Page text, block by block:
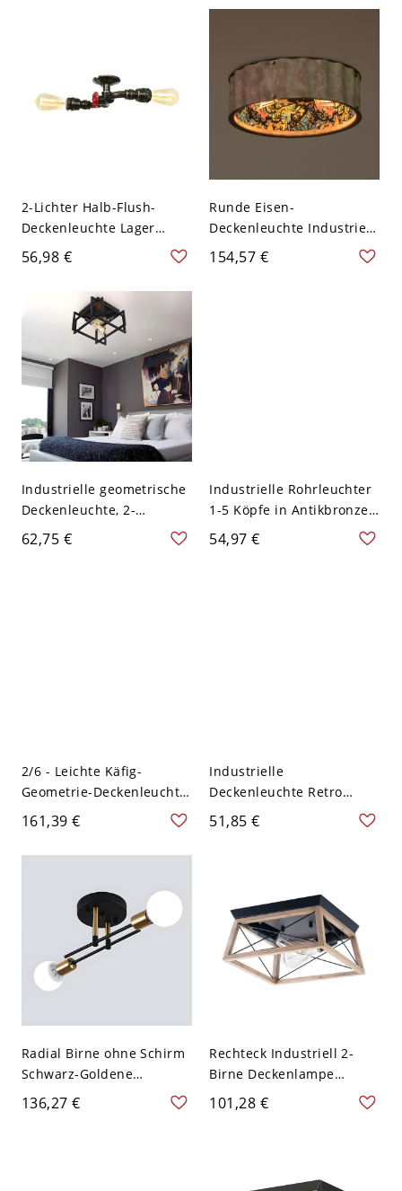
2-Lichter Halb-Flush-
Deckenleuchte Lager
Exposed Bulb Iron Flush
Mount Beleuchtung in
Antik Bronze
56,98 €
Runde Eisen-
Deckenleuchte Industrie 2
Glühbirnen Restaurant
Flush Mount Beleuchtung
154,57 €
Industrielle geometrische
Deckenleuchte, 2-
flammige schwarze
Metallkäfig-
62,75 €
Industrielle Rohrleuchter
1-5 Köpfe in Antikbronze
für Wohnzimmer &
Küchen - 2 110V-120V
54,97 €
2/6 - Leichte Käfig-
Geometrie-Deckenleuchte
aus schwarzem Metall für
Zimmer - 110V-120V
Viereck
161,39 €
Industrielle
Deckenleuchte Retro
Rohrleuchte Barleuchte
Hotellicht - 2 Schwarz
51,85 €
Radial Birne ohne Schirm
Schwarz-Goldene
Halbdeckenlampe
Industriell Kariert Design
136,27 €
Rechteck Industriell 2-
Birne Deckenlampe
Simpler Design Schwarzer
Metallrahmen
101,28 €